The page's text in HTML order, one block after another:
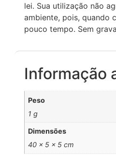
lei. Sua utilização não
ambiente, pois, quando
pouco tempo. Sem
Informação
Peso
1 g
Dimensões
40 × 5 × 5 cm